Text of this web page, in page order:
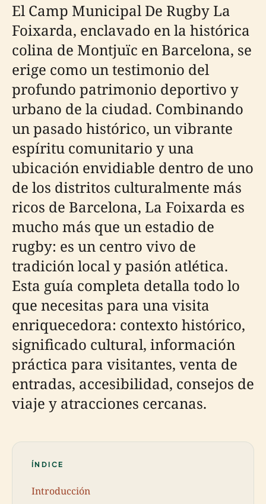
El Camp Municipal De Rugby La
Foixarda, enclavado en la histórica
colina de Montjuïc en Barcelona, se
erige como un testimonio del
profundo patrimonio deportivo y
urbano de la ciudad. Combinando
un pasado histórico, un vibrante
espíritu comunitario y una
ubicación envidiable dentro de uno
de los distritos culturalmente más
ricos de Barcelona, La Foixarda es
mucho más que un estadio de
rugby: es un centro vivo de
tradición local y pasión atlética.
Esta guía completa detalla todo lo
que necesitas para una visita
enriquecedora: contexto histórico,
significado cultural, información
práctica para visitantes, venta de
entradas, accesibilidad, consejos de
viaje y atracciones cercanas.
ÍNDICE
Introducción